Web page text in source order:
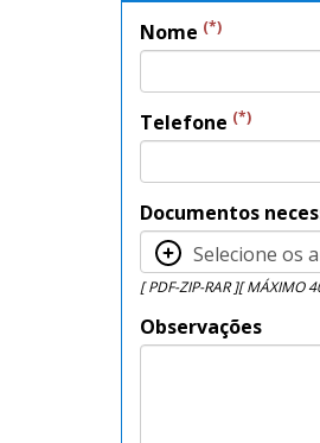
Nome (*)
Telefone (*)
Documentos
Selecione os
[ PDF-ZIP-RAR ][ MÁXIMO
Observações